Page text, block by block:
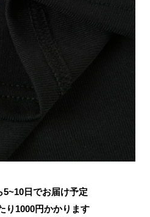
5~10日でお届け予定
り 1000円かかります